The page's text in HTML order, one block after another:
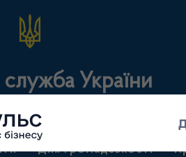
України
та контролю за наркотиками
Для громадськості